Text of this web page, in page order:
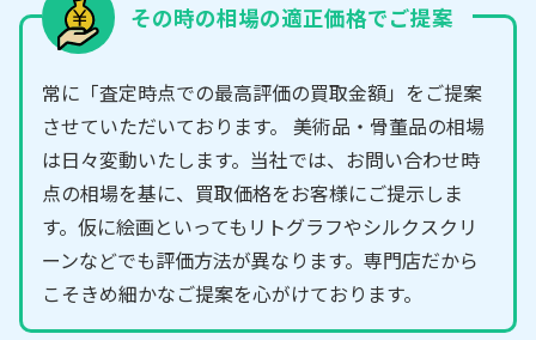
その時の相場の適正価格でご提案
常に「査定時点での最高評価の買取金額」をご提案
させていただいております。 美術品・骨董品の相場
は日々変動いたします。当社では、お問い合わせ時
点の相場を基に、買取価格をお客様にご提示しま
す。仮に絵画といってもリトグラフやシルクスクリ
ーンなどでも評価方法が異なります。専門店だから
こそきめ細かなご提案を心がけております。